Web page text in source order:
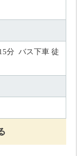
分 バス下車 徒